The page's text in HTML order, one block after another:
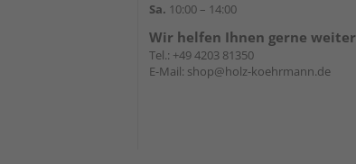
Sa. 10:00 – 14:00
Wir helfen Ihnen gerne weiter
Tel.: +49 4203 81350
E-Mail: shop@holz-koehrmann.de